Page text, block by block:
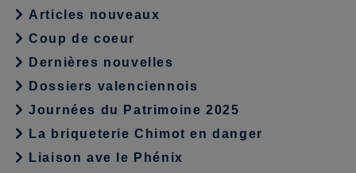
Articles nouveaux
Coup de coeur
Dernières nouvelles
Dossiers valenciennois
Journées du Patrimoine 2025
La briqueterie Chimot en danger
Liaison ave le Phénix